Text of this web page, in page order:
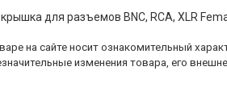
для разъемов BNC, RCA, XLR
на сайте носит ознакомительный
изменения товара, его